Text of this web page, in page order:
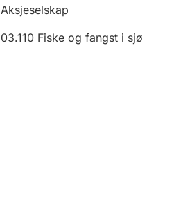
Aksjeselskap
03.110 Fiske og fangst i sjø